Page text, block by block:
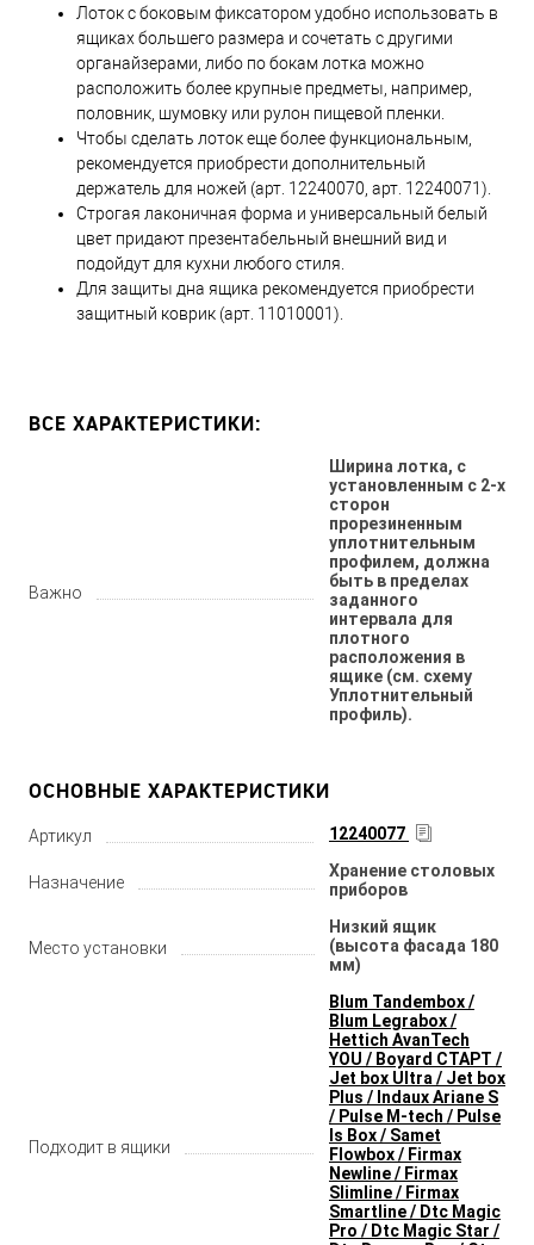
Лоток с боковым фиксатором удобно использовать в
ящиках большего размера и сочетать с другими
органайзерами, либо по бокам лотка можно
расположить более крупные предметы, например,
половник, шумовку или рулон пищевой пленки.
Чтобы сделать лоток еще более функциональным,
рекомендуется приобрести дополнительный
держатель для ножей (арт. 12240070, арт. 12240071).
Строгая лаконичная форма и универсальный белый
цвет придают презентабельный внешний вид и
подойдут для кухни любого стиля.
Для защиты дна ящика рекомендуется приобрести
защитный коврик (арт. 11010001).
ВСЕ ХАРАКТЕРИСТИКИ:
Важно
Ширина лотка, с
установленным с 2-х
сторон
прорезиненным
уплотнительным
профилем, должна
быть в пределах
заданного
интервала для
плотного
расположения в
ящике (см. схему
Уплотнительный
профиль).
ОСНОВНЫЕ ХАРАКТЕРИСТИКИ
Артикул 12240077
Назначение
Хранение столовых
приборов
Место установки
Низкий ящик
(высота фасада 180
мм)
Подходит в ящики
Blum Tandembox /
Blum Legrabox /
Hettich AvanTech
YOU / Boyard СТАРТ /
Jet box Ultra / Jet box
Plus / Indaux Ariane S
/ Pulse M-tech / Pulse
ls Box / Samet
Flowbox / Firmax
Newline / Firmax
Slimline / Firmax
Smartline / Dtc Magic
Pro / Dtc Magic Star /